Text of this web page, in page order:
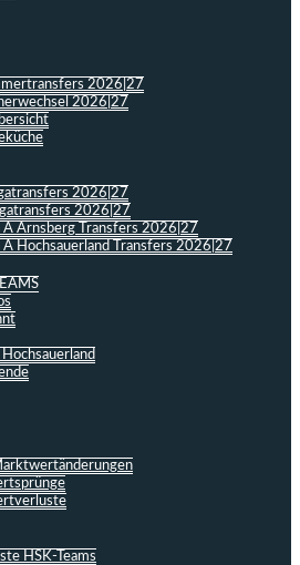
2026|27
2026|27
2026|27
2026|27
A Arnsberg Transfers 2026|27
A Hochsauerland Transfers 2026|27
HSK-Teams